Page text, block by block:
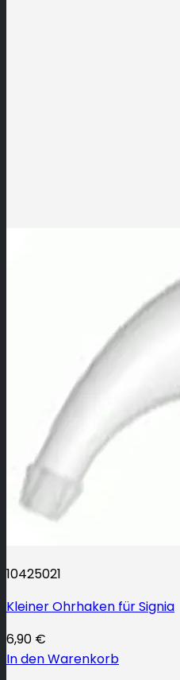
10425021
Kleiner Ohrhaken für Signia
6,90 €
In den Warenkorb